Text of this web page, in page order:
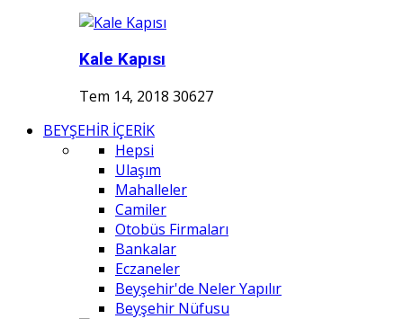
Kale Kapısı
Tem 14, 2018 30627
BEYŞEHİR İÇERİK
Hepsi
Ulaşım
Mahalleler
Camiler
Otobüs Firmaları
Bankalar
Eczaneler
Beyşehir'de Neler Yapılır
Beyşehir Nüfusu